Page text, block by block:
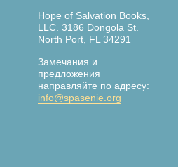
Hope of Salvation Books,
LLC. 3186 Dongola St.
North Port, FL 34291
Замечания и
предложения
направляйте по адресу:
info@spasenie.org